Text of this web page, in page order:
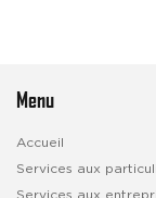
Menu
Accueil
Services aux
Services aux